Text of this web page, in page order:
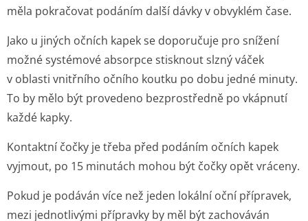
měla pokračovat podáním další dávky v obvyklém čase.
Jako u jiných očních kapek se doporučuje pro snížení
možné systémové absorpce stisknout slzný váček
v oblasti vnitřního očního koutku po dobu jedné minuty.
To by mělo být provedeno bezprostředně po vkápnutí
každé kapky.
Kontaktní čočky je třeba před podáním očních kapek
vyjmout, po 15 minutách mohou být čočky opět vráceny.
Pokud je podáván více než jeden lokální oční přípravek,
mezi jednotlivými přípravky by měl být zachováván